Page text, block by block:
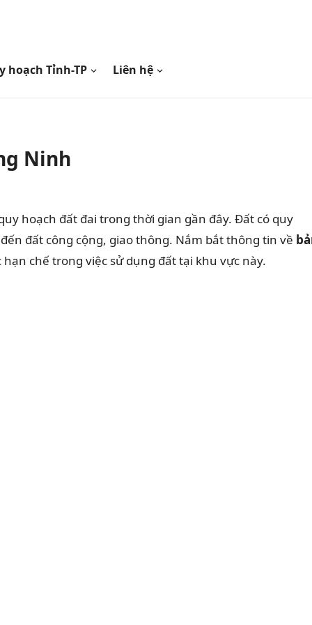
hoạch Tỉnh-TP Liên hệ
Ninh
hoạch đất đai trong thời gian gần đây. Đất có quy
đất công cộng, giao thông. Nắm bắt thông tin về
chế trong việc sử dụng đất tại khu vực này.